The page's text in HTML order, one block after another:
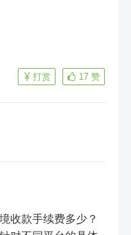
17 赞
打赏